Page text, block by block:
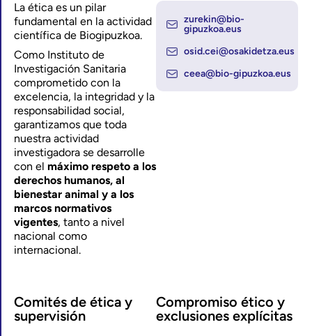
La ética es un pilar
fundamental en la actividad
científica de Biogipuzkoa.
Como Instituto de
Investigación Sanitaria
comprometido con la
excelencia, la integridad y la
responsabilidad social,
garantizamos que toda
nuestra actividad
investigadora se desarrolle
con el máximo respeto a los
derechos humanos, al
bienestar animal y a los
marcos normativos
vigentes, tanto a nivel
nacional como
internacional.
zurekin@bio-
gipuzkoa.eus
osid.cei@osakidetza.eus
ceea@bio-gipuzkoa.eus
Comités de ética y
supervisión
Compromiso ético y
exclusiones explícitas